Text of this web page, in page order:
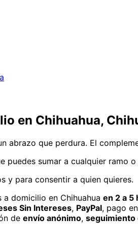
en Chihuahua,
abrazo que perdura. El
puedes sumar a cualquier ramo
y para consentir a quien quieres.
a domicilio en Chihuahua en 2 a 5
Sin Intereses, PayPal, pago en
de envío anónimo, seguimiento